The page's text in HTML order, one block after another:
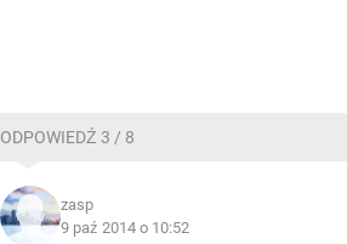
ODPOWIEDŹ 3 / 8
zasp
9 paź 2014 o 10:52